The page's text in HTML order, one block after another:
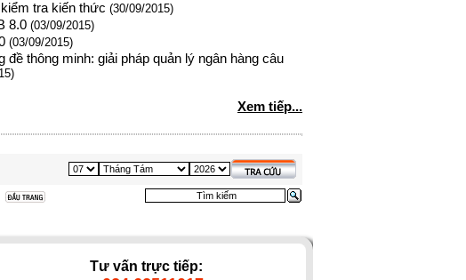
tra kiến thức (30/09/2015)
8.0 (03/09/2015)
(03/09/2015)
thông minh: giải pháp quản lý ngân hàng câu
Xem tiếp...
Tư vấn trực tiếp: